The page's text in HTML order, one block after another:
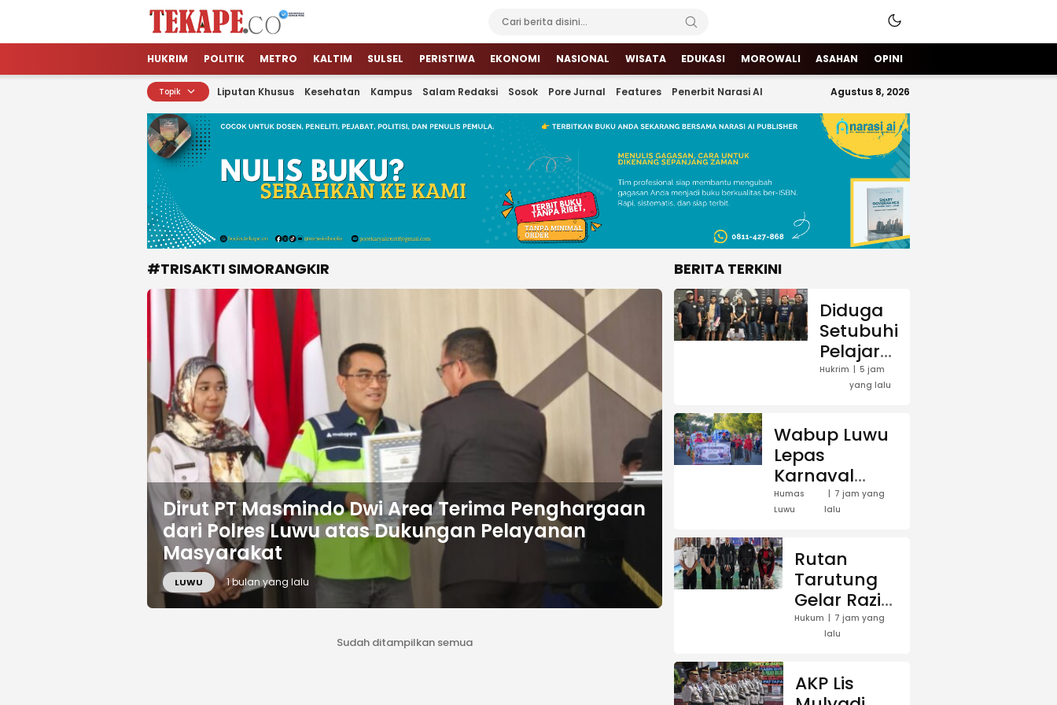
Tekape.co
Jendela Informasi Kita
HUKRIM POLITIK METRO KALTIM SULSEL PERISTIWA EKONOMI NASIONAL WISATA EDUKASI MOROWALI ASAHAN OPINI
Topik Liputan Khusus Kesehatan Kampus Salam Redaksi Sosok Pore Jurnal Features Penerbit Narasi AI Agustus 8, 2026
#TRISAKTI SIMORANGKIR
Dirut PT Masmindo Dwi Area Terima Penghargaan
dari Polres Luwu atas Dukungan Pelayanan
Masyarakat
LUWU 1 bulan yang lalu
Sudah ditampilkan semua
BERITA TERKINI
Diduga
Setubuhi
Pelajar
15
Tahun,
Luwu
Utara
Diciduk
Polisi
Hukrim
5 jam
yang lalu
Wabup Luwu
Lepas
Karnaval
Budaya Bumi
Sawerigading,
Dorong
Generasi
Muda Cintai
Warisan
Leluhur
Humas
Luwu
7 jam yang
lalu
Rutan
Tarutung
Gelar Razia
Mendadak,
Sejumlah
Terlarang
Hukum
7 jam yang
lalu
AKP Lis